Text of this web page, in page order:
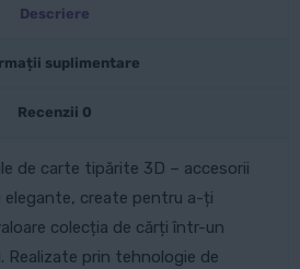
Descriere
suplimentare
Recenzii 0
de carte tipărite 3D – accesorii
elegante, create pentru a-ți
colecția de cărți într-un
Realizate prin tehnologie de